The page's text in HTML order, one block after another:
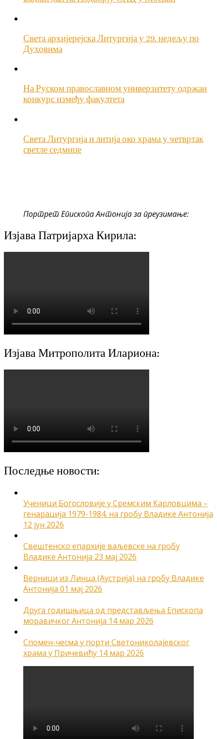
Света архијерејска Литургија у 29. недељу по
Духовима
На Руском православном универзитету одржан
конкурс између факултета
Света Литургија и литија око храма у четвртак
светле седмице
Портрет Епископа Антонија за преузимање:
Изјава Патријарха Кирила:
Изјава Митрополита Илариона:
Последње новости:
Ученици Богословије у Сремским Карловцима –
генарација 1979-1984. на гробу Владике Антонија
12 јун 2026
Свештенско епархије ваљевске на гробу
Владике Антонија 23 мај 2026
Верници из Линца (Аустрија) на гробу Владике
Антонија 01 мај 2026
Друга годишњица од представљења Епископа
моравичког Антонија 14 мар 2026
Спомен-чесма у порти Светониколајевског
храма у Причевићу 14 мар 2026